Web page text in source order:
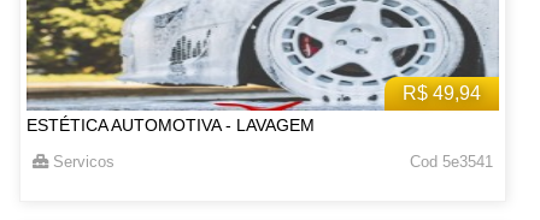
R$ 49,94
ESTÉTICA AUTOMOTIVA - LAVAGEM
Servicos Cod 5e3541